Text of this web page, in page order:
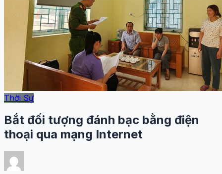
Thời Sự
Bắt đối tượng đánh bạc bằng điện
thoại qua mạng Internet